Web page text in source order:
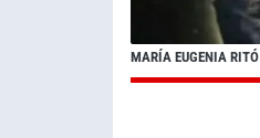
MARÍA EUGENIA RITÓ